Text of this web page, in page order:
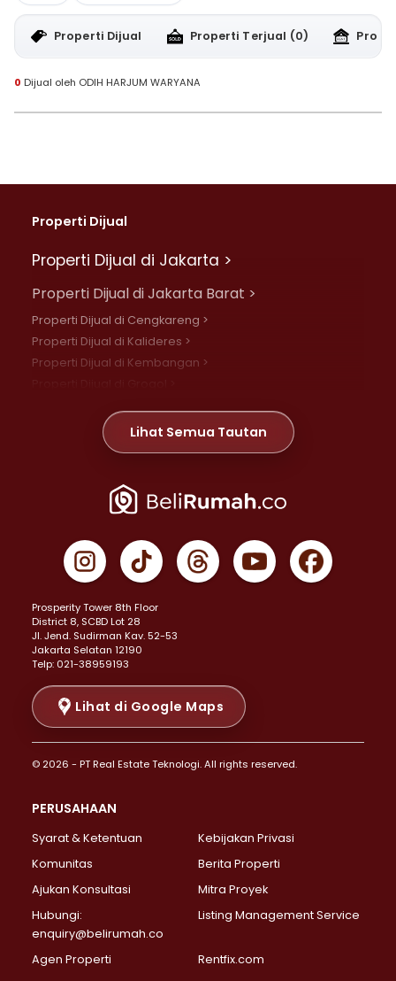
Properti Dijual Properti Terjual (0)
0 Dijual oleh ODIH HARJUM WARYANA
Properti Dijual
Properti Dijual di Jakarta >
Properti Dijual di Jakarta Barat >
Properti Dijual di Cengkareng >
Properti Dijual di Kalideres >
Properti Dijual di Kembangan >
Properti Dijual di Meruya >
Properti Dijual di Jelambar >
Properti Dijual di Jakarta Pusat >
Properti Dijual di Gambir >
Properti Dijual di Johar Baru >
Properti Dijual di Menteng >
Properti Dijual di Senen >
Properti Dijual di Tanah Abang >
Properti Dijual di Cikini >
Properti Dijual di Kramat >
Properti Dijual di Pasar Baru >
Properti Dijual di Bendungan Hilir >
Properti Dijual di Jakarta Selatan >
Properti Dijual di Lebak Bulus >
Properti Dijual di Gandaria Selatan >
Properti Dijual di Pondok Labu >
Properti Dijual di Lenteng Agung >
Properti Dijual di Senayan >
Properti Dijual di Pondok Pinang >
Lihat Semua Tautan
Prosperity Tower 8th Floor
District 8, SCBD Lot 28
JI. Jend. Sudirman Kav. 52-53
Jakarta Selatan 12190
Telp: 021-38959193
Lihat di Google Maps
© 2026 - PT Real Estate Teknologi. All rights reserved.
PERUSAHAAN
Syarat & Ketentuan
Kebijakan Privasi
Komunitas
Berita Properti
Ajukan Konsultasi
Mitra Proyek
Hubungi:
enquiry@belirumah.co
Listing Management Service
Agen Properti Rentfix.com